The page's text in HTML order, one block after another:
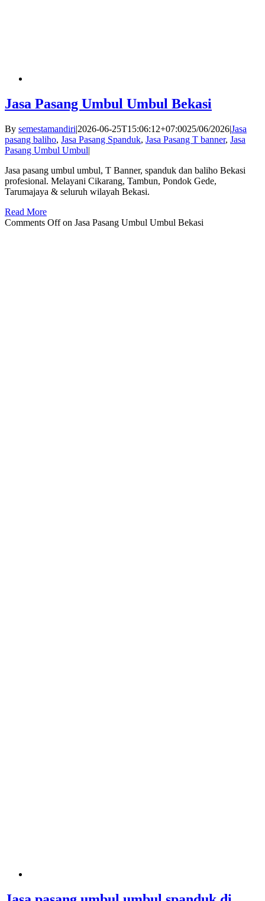
Jasa Pasang Umbul Umbul Bekasi
By semestamandiri|2026-06-25T15:06:12+07:0025/06/2026|Jasa
pasang baliho, Jasa Pasang Spanduk, Jasa Pasang T banner, Jasa
Pasang Umbul Umbul|
Jasa pasang umbul umbul, T Banner, spanduk dan baliho Bekasi
profesional. Melayani Cikarang, Tambun, Pondok Gede,
Tarumajaya & seluruh wilayah Bekasi.
Read More
Comments Offon Jasa Pasang Umbul Umbul Bekasi